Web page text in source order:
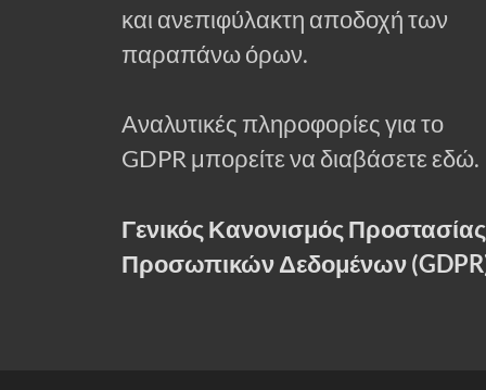
και ανεπιφύλακτη αποδοχή των
παραπάνω όρων.
Αναλυτικές πληροφορίες για το
GDPR μπορείτε να διαβάσετε εδώ.
Γενικός Κανονισμός Προστασίας
Προσωπικών Δεδομένων